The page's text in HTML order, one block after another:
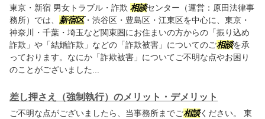
東京・新宿 男女トラブル・詐欺 相談センター（運営：原田法律事
務所）では、 新宿区・渋谷区・豊島区・江東区を中心に、東京・
神奈川・千葉・埼玉など関東圏にお住まいの方からの「振り込め
詐欺」や「結婚詐欺」などの「詐欺被害」についてのご相談を承
っております。なにか「詐欺被害」についてご不明な点やお困り
のことがございました...
差し押さえ（強制執行）のメリット・デメリット
ご不明な点がございましたら、当事務所までご相談ください。 東